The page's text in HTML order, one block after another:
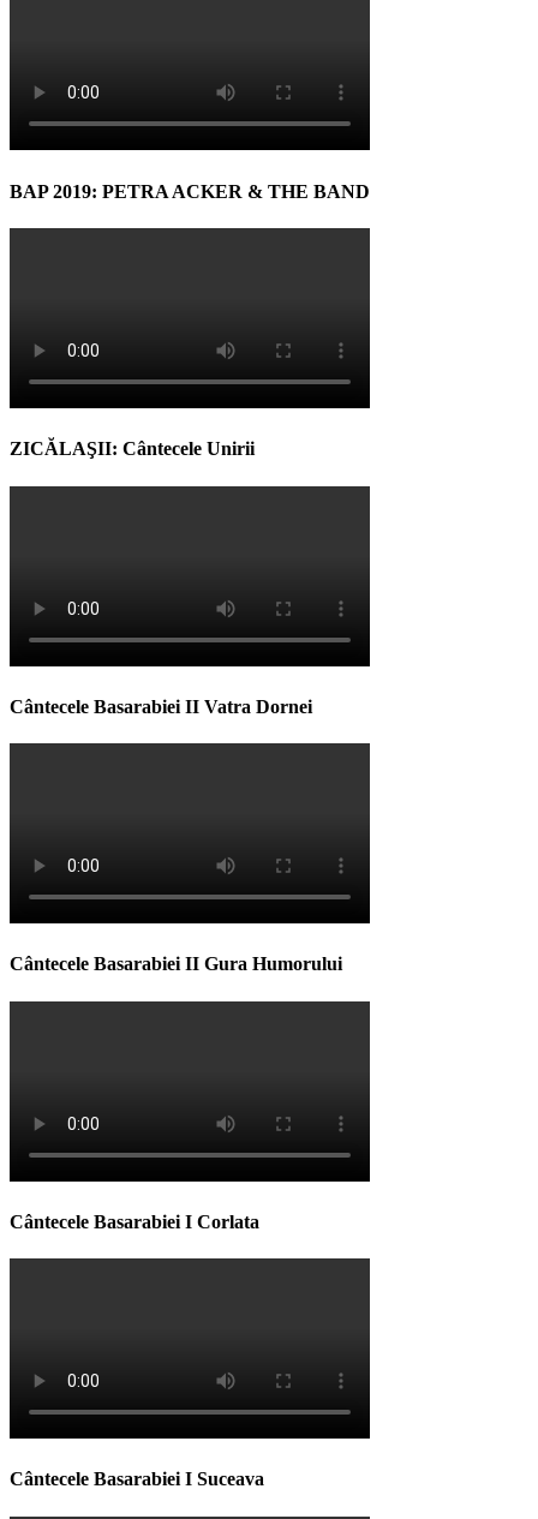
BAP 2019: PETRA ACKER & THE BAND
ZICĂLAŞII: Cântecele Unirii
Cântecele Basarabiei II Vatra Dornei
Cântecele Basarabiei II Gura Humorului
Cântecele Basarabiei I Corlata
Cântecele Basarabiei I Suceava